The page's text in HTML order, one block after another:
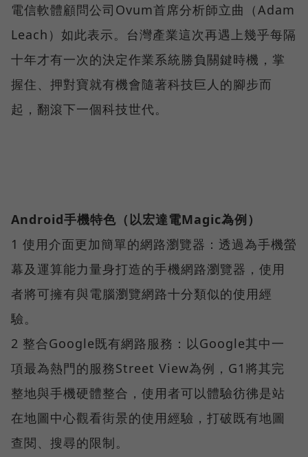
電信軟體顧問公司Ovum首席分析師立曲（Adam
Leach）如此表示。台灣產業這次再遇上幾乎每隔
十年才有一次的決定作業系統勝負關鍵時機，掌
握住、押對寶就有機會隨著科技巨人的腳步而
起，翻滾下一個科技世代。
Android手機特色（以宏達電Magic為例）
1 使用介面更加簡單的網路瀏覽器：透過為手機螢
幕及運算能力量身打造的手機網路瀏覽器，使用
者將可擁有與電腦瀏覽網路十分類似的使用經
驗。
2 整合Google既有網路服務：以Google其中一
項最為熱門的服務Street View為例，G1將其完
整地與手機硬體整合，使用者可以體驗彷彿是站
在地圖中心觀看街景的使用經驗，打破既有地圖
查閱、搜尋的限制。